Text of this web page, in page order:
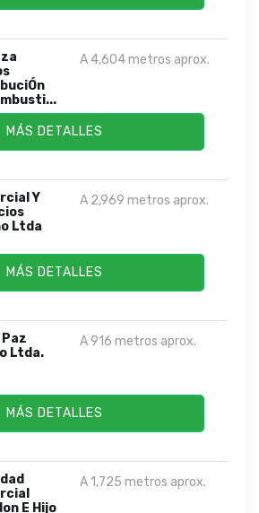
A 4,604 metros aprox.
MÁS DETALLES
Y
Ltda
A 2,969 metros aprox.
MÁS DETALLES
Paz
Ltda.
A 916 metros aprox.
MÁS DETALLES
E Hijo
A 1,725 metros aprox.